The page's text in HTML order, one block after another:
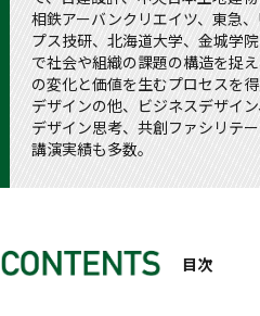
相鉄アーバンクリエイツ、東急
プス技研、北海道大学、金城学
で社会や組織の課題の構造を捉
の変化と価値を生むプロセスを
デザインの他、ビジネスデザイ
デザイン思考、共創ファシリテ
講演実績も多数。
目次